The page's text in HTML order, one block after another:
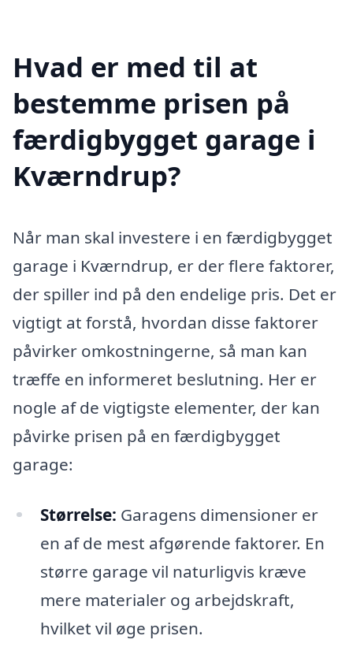
Hvad er med til at
bestemme prisen på
færdigbygget garage i
Kværndrup?
Når man skal investere i en færdigbygget
garage i Kværndrup, er der flere faktorer,
der spiller ind på den endelige pris. Det er
vigtigt at forstå, hvordan disse faktorer
påvirker omkostningerne, så man kan
træffe en informeret beslutning. Her er
nogle af de vigtigste elementer, der kan
påvirke prisen på en færdigbygget
garage:
Størrelse: Garagens dimensioner er
en af de mest afgørende faktorer. En
større garage vil naturligvis kræve
mere materialer og arbejdskraft,
hvilket vil øge prisen.